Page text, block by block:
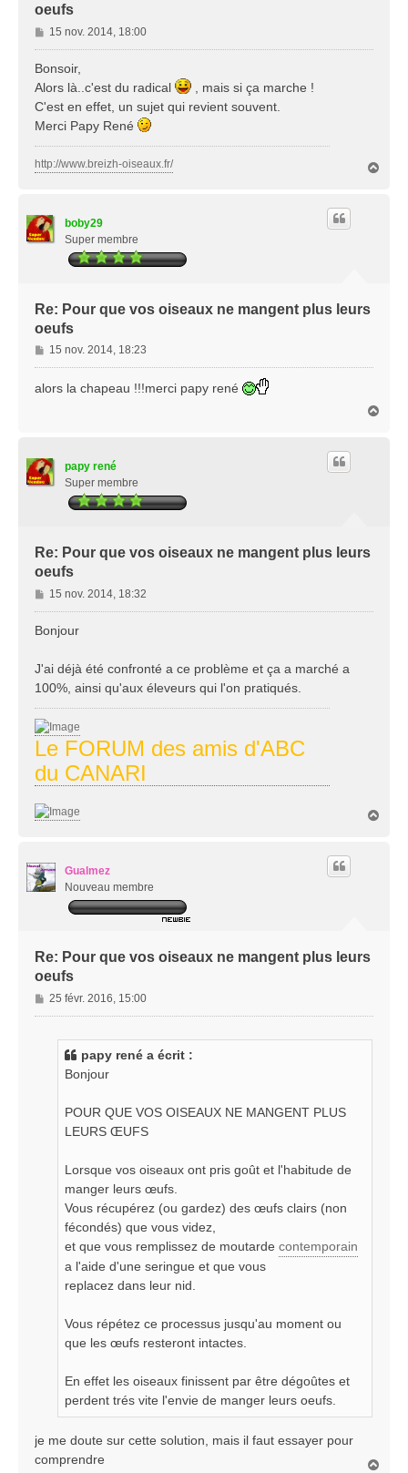
oeufs
M
e
a
g
e
15 nov. 2014, 18:00
Bonsoir,
Alors là..c'est du radical
, mais si ça marche !
C'est en effet, un sujet qui revient souvent.
Merci Papy René
http://www.breizh-oiseaux.fr/
boby29
Super membre
Re: Pour que vos oiseaux ne mangent plus leurs
oeufs
M
e
15 nov. 2014, 18:23
alors la chapeau !!!merci papy rené
papy rené
Super membre
Re: Pour que vos oiseaux ne mangent plus leurs
oeufs
M
e
s
g
e
15 nov. 2014, 18:32
Bonjour
J'ai déjà été confronté a ce problème et ça a marché a
100%, ainsi qu'aux éleveurs qui l'on pratiqués.
Le FORUM des amis d'ABC
du CANARI
Gualmez
Nouveau membre
Re: Pour que vos oiseaux ne mangent plus leurs
oeufs
M
e
25 févr. 2016, 15:00
papy rené a écrit :
Bonjour
POUR QUE VOS OISEAUX NE MANGENT PLUS
LEURS ŒUFS
Lorsque vos oiseaux ont pris goût et l'habitude de
manger leurs œufs.
Vous récupérez (ou gardez) des œufs clairs (non
fécondés) que vous videz,
et que vous remplissez de moutarde contemporain
a l'aide d'une seringue et que vous
replacez dans leur nid.
Vous répétez ce processus jusqu'au moment ou
que les œufs resteront intactes.
En effet les oiseaux finissent par être dégoûtes et
perdent trés vite l'envie de manger leurs oeufs.
je me doute sur cette solution, mais il faut essayer pour
comprendre